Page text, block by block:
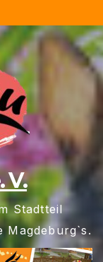
V.
Stadtteil
Magdeburg`s.